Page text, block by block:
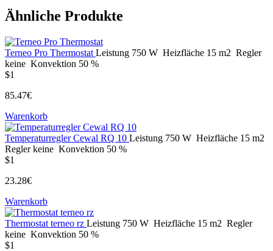
Ähnliche Produkte
Terneo Pro Thermostat Leistung 750 W Heizfläche 15 m2 Regler
keine Konvektion 50 %
$1
85.47€
Warenkorb
Temperaturregler Cewal RQ 10 Leistung 750 W Heizfläche 15 m2
Regler keine Konvektion 50 %
$1
23.28€
Warenkorb
Thermostat terneo rz Leistung 750 W Heizfläche 15 m2 Regler
keine Konvektion 50 %
$1